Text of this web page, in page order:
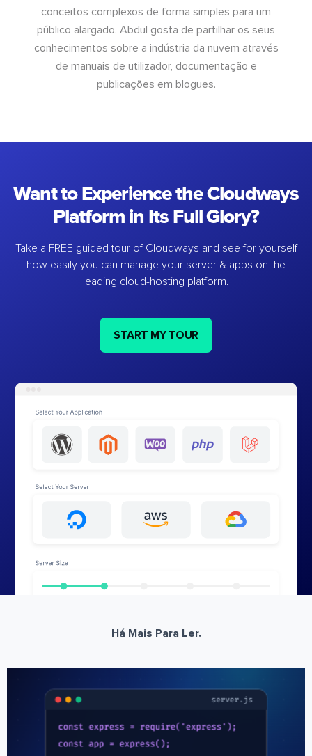
conceitos complexos de forma simples para um
público alargado. Abdul gosta de partilhar os seus
conhecimentos sobre a indústria da nuvem através
de manuais de utilizador, documentação e
publicações em blogues.
Want to Experience the Cloudways
Platform in Its Full Glory?
Take a FREE guided tour of Cloudways and see for yourself
how easily you can manage your server & apps on the
leading cloud-hosting platform.
START MY TOUR
Há Mais Para Ler.